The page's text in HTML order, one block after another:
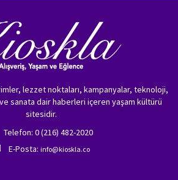
lezzet noktaları, kampanyalar, teknoloji,
sanata dair haberleri içeren yaşam kültürü
sitesidir.
Telefon: 0 (216) 482-2020
E-Posta: info@kioskla.co